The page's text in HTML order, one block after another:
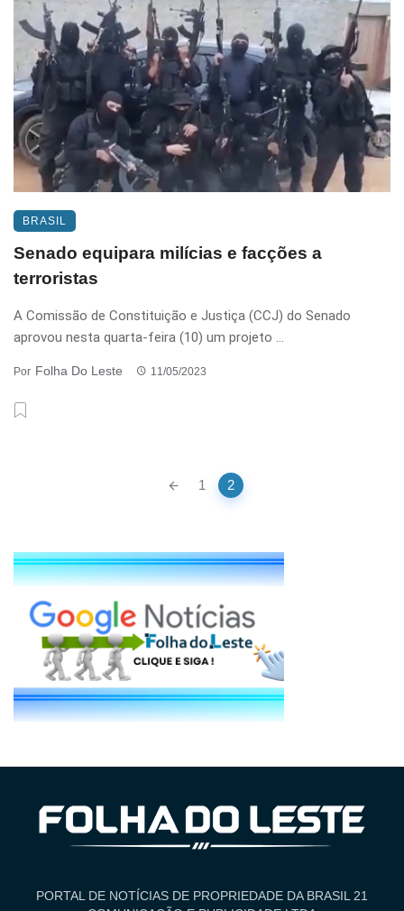
BRASIL
Senado equipara milícias e facções a
terroristas
A Comissão de Constituição e Justiça (CCJ) do Senado
aprovou nesta quarta-feira (10) um projeto ...
Por Folha Do Leste 11/05/2023
1 2
PORTAL DE NOTÍCIAS DE PROPRIEDADE DA BRASIL 21